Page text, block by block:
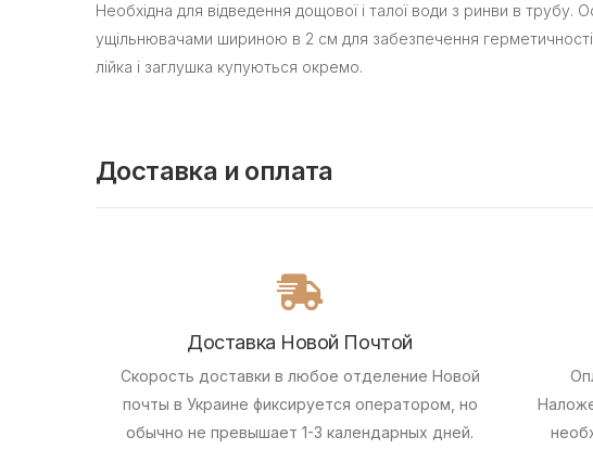
Необхідна для відведення дощової і талої води з ринви в
ущільнювачами шириною в 2 см для забезпечення
лійка і заглушка купуються окремо.
Доставка и оплата
Доставка Новой Почтой
Скорость доставки в любое отделение Новой
почты в Украине фиксируется оператором, но
обычно не превышает 1-3 календарных дней.